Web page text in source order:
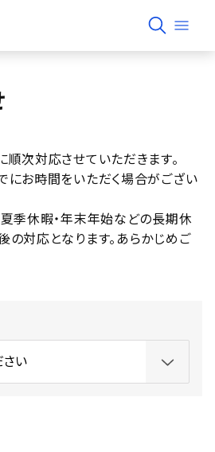
次対応させていただきます。
にお時間をいただく場合がござい
季休暇・年末年始などの長期休
の対応となります。あらかじめご